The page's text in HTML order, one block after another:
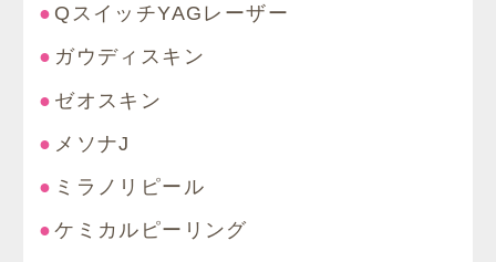
QスイッチYAGレーザー
ガウディスキン
ゼオスキン
メソナJ
ミラノリピール
ケミカルピーリング